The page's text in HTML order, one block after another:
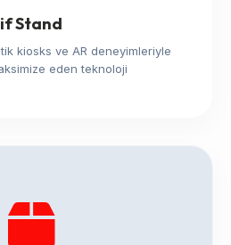
Stand
kiosks ve AR deneyimleriyle
eden teknoloji